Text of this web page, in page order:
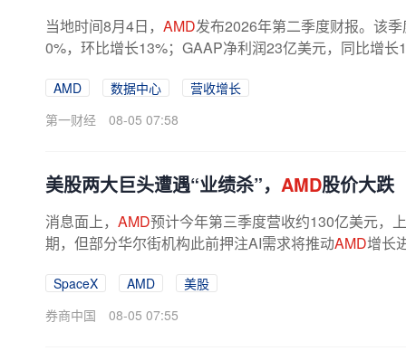
当地时间8月4日， AMD发布2026年第二季度财报。该季
0%，环比增长13%；GAAP净利润23亿美元，同比增
AMD 数据中心
营收增长
第一财经
08-05 07:58
美股两大巨头遭遇“业绩杀”， AMD股价大跌
消息面上， AMD预计今年第三季度营收约130亿美元，
期，但部分华尔街机构此前押注AI需求将推动AMD增长
SpaceX AMD
美股
券商中国
08-05 07:55